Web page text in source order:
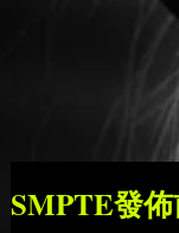
SMPTE發佈